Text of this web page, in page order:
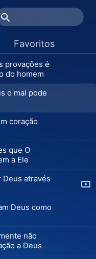
Favoritos
nos dá vida
provações é
do homem
o mal pode
coração
que O
a Ele
através
Deus como
não
a Deus